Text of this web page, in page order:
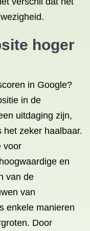
hoger
in Google?
in de
uitdaging zijn,
het zeker haalbaar.
voor
en
van de
van
enkele manieren
Door